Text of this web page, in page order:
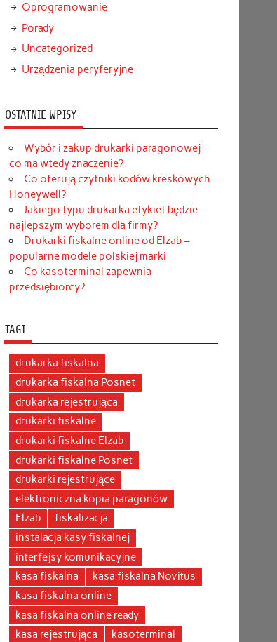
Oprogramowanie
Porady
Uncategorized
Urządzenia peryferyjne
OSTATNIE WPISY
Wybór i zakup drukarki paragonowej –
co ma wtedy znaczenie?
Co oferują czytniki kodów kreskowych
Honeywell?
Jakiego typu drukarka etykiet będzie
najlepszym wyborem dla firmy?
Drukarki fiskalne online od Elzab –
popularne modele polskiej marki
Co kasoterminal zapewnia
przedsiębiorcy?
TAGI
drukarka fiskalna
drukarka fiskalna Posnet
drukarka rejestrująca
drukarki fiskalne
drukarki fiskalne Elzab
drukarki fiskalne Posnet
drukarki rejestrujące
elektroniczna kopia paragonów
Elzab
fiskalizacja
instalacja kasy fiskalnej
interfejsy komunikacyjne
kasa fiskalna
kasa fiskalna Novitus
kasa fiskalna online
kasa fiskalna online ready
kasa rejestrująca
kasoterminal